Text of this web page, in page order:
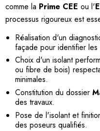
comme la Prime CEE ou l'
processus rigoureux est
Réalisation d'un
façade pour identifier les
Choix d'un isolant
ou fibre de bois)
minimales.
Constitution du dossier
des travaux.
Pose de l'isolant et
des poseurs qualifiés.